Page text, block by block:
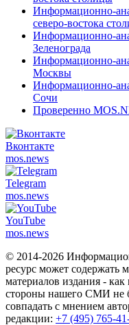
Информационно-
северо-востока
Информационно-
Зеленограда
Информационно-
Москвы
Информационно-
Сочи
Проверенно
Вконтакте
mos.news
Telegram
mos.news
YouTube
mos.news
© 2014-2026
ресурс может содержать
материалов издания -
стороны нашего СМИ не
совпадать с мнением
редакции: +7 (495) 765-